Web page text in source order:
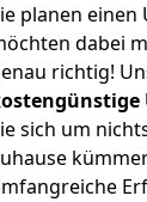
planen
dabei
richtig!
sich um